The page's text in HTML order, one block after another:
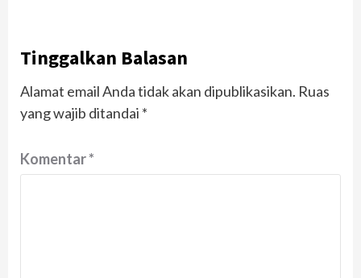
Tinggalkan Balasan
Alamat email Anda tidak akan dipublikasikan. Ruas
yang wajib ditandai *
Komentar*